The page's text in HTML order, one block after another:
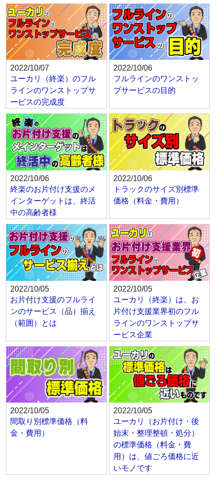
2022/10/07
ユーカリ（終楽）のフル
ラインのワンストップサ
ービスの完成度
2022/10/06
フルラインのワンストッ
プサービスの目的
2022/10/06
終楽のお片付け支援のメ
インターゲットは、終活
中の高齢者様
2022/10/06
トラックのサイズ別標準
価格（料金・費用）
2022/10/05
お片付け支援のフルライ
ンのサービス（品）揃え
（範囲）とは
2022/10/05
ユーカリ（終楽）は、お
片付け支援業界初のフル
ラインのワンストップサ
ービス企業
2022/10/05
間取り別標準価格（料
金・費用）
2022/10/05
ユーカリ（お片付け・後
始末・整理整頓・処分）
の標準価格（料金・費
用）は、値ごろ価格に近
いモノです